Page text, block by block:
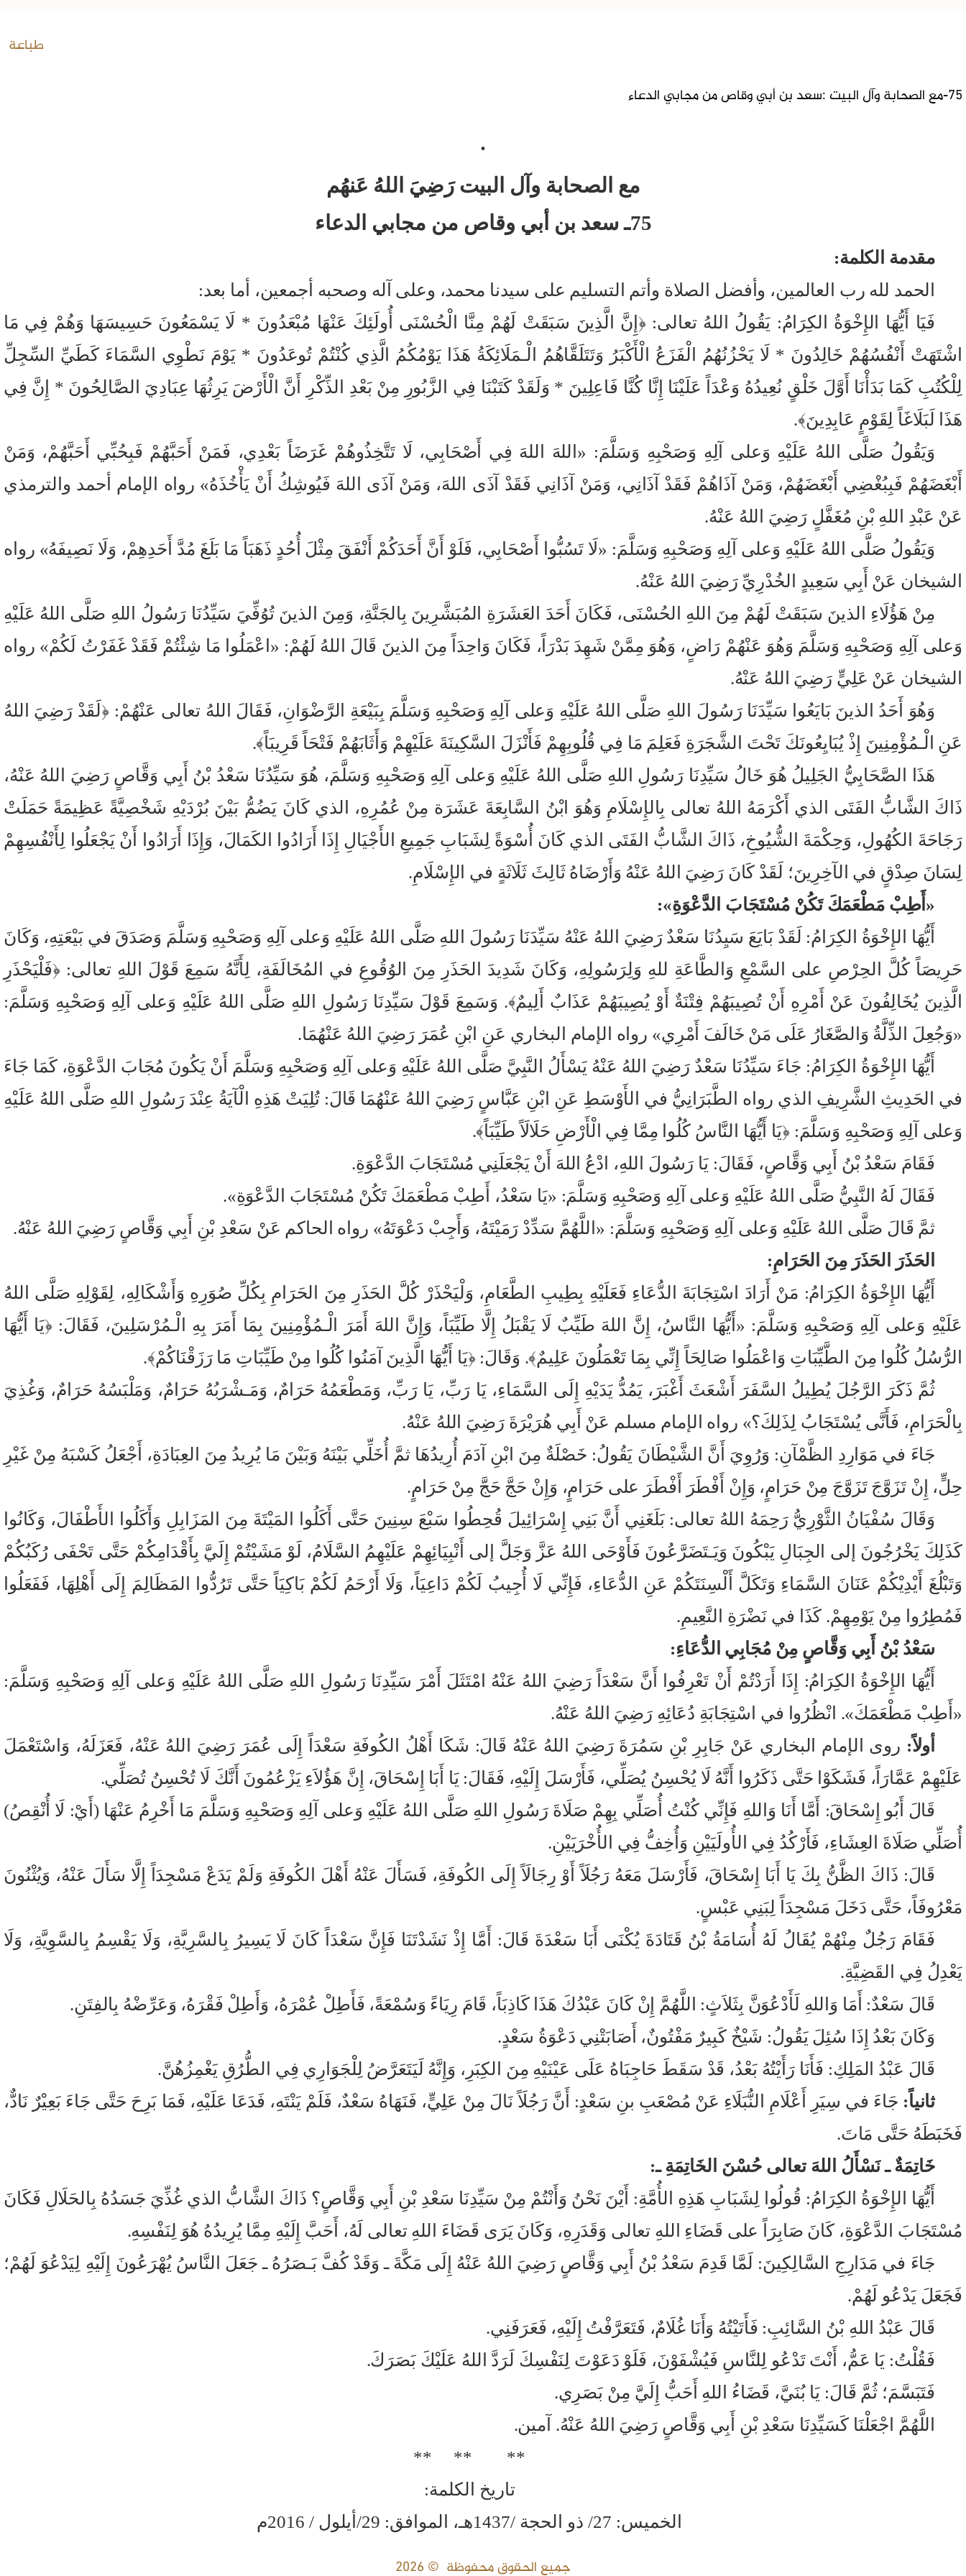
طباعة
75-مع الصحابة وآل البيت :سعد بن أبي وقاص من مجابي الدعاء
.
مع الصحابة وآل البيت رَضِيَ اللهُ عَنهُم
75ـ سعد بن أبي وقاص من مجابي الدعاء
مقدمة الكلمة:
الحمد لله رب العالمين، وأفضل الصلاة وأتم التسليم على سيدنا محمد، وعلى آله وصحبه أجمعين، أما بعد:
فَيَا أَيُّهَا الإِخْوَةُ الكِرَامُ: يَقُولُ اللهُ تعالى: ﴿إِنَّ الَّذِينَ سَبَقَتْ لَهُمْ مِنَّا الْحُسْنَى أُولَئِكَ عَنْهَا مُبْعَدُونَ * لَا يَسْمَعُونَ حَسِيسَهَا وَهُمْ فِي مَا
اشْتَهَتْ أَنْفُسُهُمْ خَالِدُونَ * لَا يَحْزُنُهُمُ الْفَزَعُ الْأَكْبَرُ وَتَتَلَقَّاهُمُ الْـمَلَائِكَةُ هَذَا يَوْمُكُمُ الَّذِي كُنْتُمْ تُوعَدُونَ * يَوْمَ نَطْوِي السَّمَاءَ كَطَيِّ السِّجِلِّ
لِلْكُتُبِ كَمَا بَدَأْنَا أَوَّلَ خَلْقٍ نُعِيدُهُ وَعْدَاً عَلَيْنَا إِنَّا كُنَّا فَاعِلِينَ * وَلَقَدْ كَتَبْنَا فِي الزَّبُورِ مِنْ بَعْدِ الذِّكْرِ أَنَّ الْأَرْضَ يَرِثُهَا عِبَادِيَ الصَّالِحُونَ * إِنَّ فِي
هَذَا لَبَلَاغَاً لِقَوْمٍ عَابِدِينَ﴾.
وَيَقُولُ صَلَّى اللهُ عَلَيْهِ وَعلى آلِهِ وَصَحْبِهِ وَسَلَّمَ: «اللهَ اللهَ فِي أَصْحَابِي، لَا تَتَّخِذُوهُمْ غَرَضَاً بَعْدِي، فَمَنْ أَحَبَّهُمْ فَبِحُبِّي أَحَبَّهُمْ، وَمَنْ
أَبْغَضَهُمْ فَبِبُغْضِي أَبْغَضَهُمْ، وَمَنْ آذَاهُمْ فَقَدْ آذَانِي، وَمَنْ آذَانِي فَقَدْ آذَى اللهَ، وَمَنْ آذَى اللهَ فَيُوشِكُ أَنْ يَأْخُذَهُ» رواه الإمام أحمد والترمذي
عَنْ عَبْدِ اللهِ بْنِ مُغَفَّلٍ رَضِيَ اللهُ عَنْهُ.
وَيَقُولُ صَلَّى اللهُ عَلَيْهِ وَعلى آلِهِ وَصَحْبِهِ وَسَلَّمَ: «لَا تَسُبُّوا أَصْحَابِي، فَلَوْ أَنَّ أَحَدَكُمْ أَنْفَقَ مِثْلَ أُحُدٍ ذَهَبَاً مَا بَلَغَ مُدَّ أَحَدِهِمْ، وَلَا نَصِيفَهُ» رواه
الشيخان عَنْ أَبِي سَعِيدٍ الخُدْرِيِّ رَضِيَ اللهُ عَنْهُ.
مِنْ هَؤُلَاءِ الذينَ سَبَقَتْ لَهُمْ مِنَ اللهِ الحُسْنَى، فَكَانَ أَحَدَ العَشَرَةِ المُبَشَّرِينَ بِالجَنَّةِ، وَمِنَ الذينَ تُوُفِّيَ سَيِّدُنَا رَسُولُ اللهِ صَلَّى اللهُ عَلَيْهِ
وَعلى آلِهِ وَصَحْبِهِ وَسَلَّمَ وَهُوَ عَنْهُمْ رَاضٍ، وَهُوَ مِمَّنْ شَهِدَ بَدْرَاً، فَكَانَ وَاحِدَاً مِنَ الذينَ قَالَ اللهُ لَهُمْ: «اعْمَلُوا مَا شِئْتُمْ فَقَدْ غَفَرْتُ لَكُمْ» رواه
الشيخان عَنْ عَلِيٍّ رَضِيَ اللهُ عَنْهُ.
وَهُوَ أَحَدُ الذينَ بَايَعُوا سَيِّدَنَا رَسُولَ اللهِ صَلَّى اللهُ عَلَيْهِ وَعلى آلِهِ وَصَحْبِهِ وَسَلَّمَ بِبَيْعَةِ الرَّضْوَانِ، فَقَالَ اللهُ تعالى عَنْهُمْ: ﴿لَقَدْ رَضِيَ اللهُ
عَنِ الْـمُؤْمِنِينَ إِذْ يُبَايِعُونَكَ تَحْتَ الشَّجَرَةِ فَعَلِمَ مَا فِي قُلُوبِهِمْ فَأَنْزَلَ السَّكِينَةَ عَلَيْهِمْ وَأَثَابَهُمْ فَتْحَاً قَرِيبَاً﴾.
هَذَا الصَّحَابِيُّ الجَلِيلُ هُوَ خَالُ سَيِّدِنَا رَسُولِ اللهِ صَلَّى اللهُ عَلَيْهِ وَعلى آلِهِ وَصَحْبِهِ وَسَلَّمَ، هُوَ سَيِّدُنَا سَعْدُ بْنُ أَبِي وَقَّاصٍ رَضِيَ اللهُ عَنْهُ،
ذَاكَ الشَّابُّ الفَتَى الذي أَكْرَمَهُ اللهُ تعالى بِالإِسْلَامِ وَهُوَ ابْنُ السَّابِعَةَ عَشَرَة مِنْ عُمُرِهِ، الذي كَانَ يَضُمُّ بَيْنَ بُرْدَيْهِ شَخْصِيَّةً عَظِيمَةً حَمَلَتْ
رَجَاحَةَ الكُهُولِ، وَحِكْمَةَ الشُّيُوخِ، ذَاكَ الشَّابُّ الفَتَى الذي كَانَ أُسْوَةً لِشَبَابِ جَمِيعِ الأَجْيَالِ إِذَا أَرَادُوا الكَمَالَ، وَإِذَا أَرَادُوا أَنْ يَجْعَلُوا لِأَنْفُسِهِمْ
لِسَانَ صِدْقٍ في الآخِرِينَ؛ لَقَدْ كَانَ رَضِيَ اللهُ عَنْهُ وَأَرْضَاهُ ثَالِثَ ثَلَاثَةٍ في الإِسْلَامِ.
«أَطِبْ مَطْعَمَكَ تَكُنْ مُسْتَجَابَ الدَّعْوَةِ»:
أَيُّهَا الإِخْوَةُ الكِرَامُ: لَقَدْ بَايَعَ سَيِدُنَا سَعْدٌ رَضِيَ اللهُ عَنْهُ سَيِّدَنَا رَسُولَ اللهِ صَلَّى اللهُ عَلَيْهِ وَعلى آلِهِ وَصَحْبِهِ وَسَلَّمَ وَصَدَقَ في بَيْعَتِهِ، وَكَانَ
حَرِيصَاً كُلَّ الحِرْصِ على السَّمْعِ وَالطَّاعَةِ للهِ وَلِرَسُولِهِ، وَكَانَ شَدِيدَ الحَذَرِ مِنَ الوُقُوعِ في المُخَالَفَةِ، لِأَنَّهُ سَمِعَ قَوْلَ اللهِ تعالى: ﴿فَلْيَحْذَرِ
الَّذِينَ يُخَالِفُونَ عَنْ أَمْرِهِ أَنْ تُصِيبَهُمْ فِتْنَةٌ أَوْ يُصِيبَهُمْ عَذَابٌ أَلِيمٌ﴾. وَسَمِعَ قَوْلَ سَيِّدِنَا رَسُولِ اللهِ صَلَّى اللهُ عَلَيْهِ وَعلى آلِهِ وَصَحْبِهِ وَسَلَّمَ:
«وَجُعِلَ الذِّلَّةُ وَالصَّغَارُ عَلَى مَنْ خَالَفَ أَمْرِي» رواه الإمام البخاري عَنِ ابْنِ عُمَرَ رَضِيَ اللهُ عَنْهُمَا.
أَيُّهَا الإِخْوَةُ الكِرَامُ: جَاءَ سَيِّدُنَا سَعْدٌ رَضِيَ اللهُ عَنْهُ يَسْأَلُ النَّبِيَّ صَلَّى اللهُ عَلَيْهِ وَعلى آلِهِ وَصَحْبِهِ وَسَلَّمَ أَنْ يَكُونَ مُجَابَ الدَّعْوَةِ، كَمَا جَاءَ
في الحَدِيثِ الشَّرِيفِ الذي رواه الطَّبَرَانِيُّ في الأَوْسَطِ عَنِ ابْنِ عَبَّاسٍ رَضِيَ اللهُ عَنْهُمَا قَالَ: تُلِيَتْ هَذِهِ الْآيَةُ عِنْدَ رَسُولِ اللهِ صَلَّى اللهُ عَلَيْهِ
وَعلى آلِهِ وَصَحْبِهِ وَسَلَّمَ: ﴿يَا أَيُّهَا النَّاسُ كُلُوا مِمَّا فِي الْأَرْضِ حَلَالَاً طَيِّبَاً﴾.
فَقَامَ سَعْدُ بْنُ أَبِي وَقَّاصٍ، فَقَالَ: يَا رَسُولَ اللهِ، ادْعُ اللهَ أَنْ يَجْعَلَنِي مُسْتَجَابَ الدَّعْوَةِ.
فَقَالَ لَهُ النَّبِيُّ صَلَّى اللهُ عَلَيْهِ وَعلى آلِهِ وَصَحْبِهِ وَسَلَّمَ: «يَا سَعْدُ، أَطِبْ مَطْعَمَكَ تَكُنْ مُسْتَجَابَ الدَّعْوَةِ».
ثمَّ قَالَ صَلَّى اللهُ عَلَيْهِ وَعلى آلِهِ وَصَحْبِهِ وَسَلَّمَ: «اللَّهُمَّ سَدِّدْ رَمَيْتَهُ، وَأَجِبْ دَعْوَتَهُ» رواه الحاكم عَنْ سَعْدِ بْنِ أَبِي وَقَّاصٍ رَضِيَ اللهُ عَنْهُ.
الحَذَرَ الحَذَرَ مِنَ الحَرَامِ:
أَيُّهَا الإِخْوَةُ الكِرَامُ: مَنْ أَرَادَ اسْتِجَابَةَ الدُّعَاءِ فَعَلَيْهِ بِطِيبِ الطَّعَامِ، وَلْيَحْذَرْ كُلَّ الحَذَرِ مِنَ الحَرَامِ بِكُلِّ صُوَرِهِ وَأَشْكَالِهِ، لِقَوْلِهِ صَلَّى اللهُ
عَلَيْهِ وَعلى آلِهِ وَصَحْبِهِ وَسَلَّمَ: «أَيُّهَا النَّاسُ، إِنَّ اللهَ طَيِّبٌ لَا يَقْبَلُ إِلَّا طَيِّبَاً، وَإِنَّ اللهَ أَمَرَ الْـمُؤْمِنِينَ بِمَا أَمَرَ بِهِ الْـمُرْسَلِينَ، فَقَالَ: ﴿يَا أَيُّهَا
الرُّسُلُ كُلُوا مِنَ الطَّيِّبَاتِ وَاعْمَلُوا صَالِحَاً إِنِّي بِمَا تَعْمَلُونَ عَلِيمٌ﴾. وَقَالَ: ﴿يَا أَيُّهَا الَّذِينَ آمَنُوا كُلُوا مِنْ طَيِّبَاتِ مَا رَزَقْنَاكُمْ﴾.
ثُمَّ ذَكَرَ الرَّجُلَ يُطِيلُ السَّفَرَ أَشْعَثَ أَغْبَرَ، يَمُدُّ يَدَيْهِ إِلَى السَّمَاءِ، يَا رَبِّ، يَا رَبِّ، وَمَطْعَمُهُ حَرَامٌ، وَمَـشْرَبُهُ حَرَامٌ، وَمَلْبَسُهُ حَرَامٌ، وَغُذِيَ
بِالْحَرَامِ، فَأَنَّى يُسْتَجَابُ لِذَلِكَ؟» رواه الإمام مسلم عَنْ أَبِي هُرَيْرَةَ رَضِيَ اللهُ عَنْهُ.
جَاءَ في مَوَارِدِ الظَّمْآنِ: وَرُوِيَ أَنَّ الشَّيْطَانَ يَقُولُ: خَصْلَةٌ مِنَ ابْنِ آدَمَ أُرِيدُهَا ثمَّ أُخَلِّي بَيْنَهُ وَبَيْنَ مَا يُرِيدُ مِنَ العِبَادَةِ، أَجْعَلُ كَسْبَهُ مِنْ غَيْرِ
حِلٍّ، إِنْ تَزَوَّجَ تَزَوَّجَ مِنْ حَرَامٍ، وَإِنْ أَفْطَرَ أَفْطَرَ على حَرَامٍ، وَإِنْ حَجَّ حَجَّ مِنْ حَرَامٍ.
وَقَالَ سُفْيَانُ الثَّوْرِيُّ رَحِمَهُ اللهُ تعالى: بَلَغَنِي أَنَّ بَنِي إِسْرَائِيلَ قُحِطُوا سَبْعَ سِنِينَ حَتَّى أَكَلُوا المَيْتَةَ مِنَ المَزَابِلِ وَأَكَلُوا الأَطْفَالَ، وَكَانُوا
كَذَلِكَ يَخْرُجُونَ إلى الجِبَالِ يَبْكُونَ وَيَـتَضَرَّعُونَ فَأَوْحَى اللهُ عَزَّ وَجَلَّ إلى أَنْبِيَائِهِمْ عَلَيْهِمُ السَّلَامُ، لَوْ مَشَيْتُمْ إِلَيَّ بِأَقْدَامِكُمْ حَتَّى تَحْفَى رُكَبُكُمْ
وَتَبْلُغَ أَيْدِيْكُمْ عَنَانَ السَّمَاءِ وَتَكَلَّ أَلْسِنَتَكُمْ عَنِ الدُّعَاءِ، فَإِنِّي لَا أُجِيبُ لَكُمْ دَاعِيَاً، وَلَا أَرْحَمُ لَكُمْ بَاكِيَاً حَتَّى تَرُدُّوا المَظَالِمَ إِلَى أَهْلِهَا، فَفَعَلُوا
فَمُطِرُوا مِنْ يَوْمِهِمْ. كَذَا في نَضْرَةِ النَّعِيمِ.
سَعْدُ بْنُ أَبِي وَقَّاصٍ مِنْ مُجَابِي الدُّعَاءِ:
أَيُّهَا الإِخْوَةُ الكِرَامُ: إِذَا أَرَدْتُمْ أَنْ تَعْرِفُوا أَنَّ سَعْدَاً رَضِيَ اللهُ عَنْهُ امْتَثَلَ أَمْرَ سَيِّدِنَا رَسُولِ اللهِ صَلَّى اللهُ عَلَيْهِ وَعلى آلِهِ وَصَحْبِهِ وَسَلَّمَ:
«أَطِبْ مَطْعَمَكَ». انْظُرُوا في اسْتِجَابَةِ دُعَائِهِ رَضِيَ اللهُ عَنْهُ.
أولاً: روى الإمام البخاري عَنْ جَابِرِ بْنِ سَمُرَةَ رَضِيَ اللهُ عَنْهُ قَالَ: شَكَا أَهْلُ الكُوفَةِ سَعْدَاً إِلَى عُمَرَ رَضِيَ اللهُ عَنْهُ، فَعَزَلَهُ، وَاسْتَعْمَلَ
عَلَيْهِمْ عَمَّارَاً، فَشَكَوْا حَتَّى ذَكَرُوا أَنَّهُ لَا يُحْسِنُ يُصَلِّي، فَأَرْسَلَ إِلَيْهِ، فَقَالَ: يَا أَبَا إِسْحَاقَ، إِنَّ هَؤُلاَءِ يَزْعُمُونَ أَنَّكَ لَا تُحْسِنُ تُصَلِّي.
قَالَ أَبُو إِسْحَاقَ: أَمَّا أَنَا وَاللهِ فَإِنِّي كُنْتُ أُصَلِّي بِهِمْ صَلَاةَ رَسُولِ اللهِ صَلَّى اللهُ عَلَيْهِ وَعلى آلِهِ وَصَحْبِهِ وَسَلَّمَ مَا أَخْرِمُ عَنْهَا (أَيْ: لَا أُنْقِصُ)
أُصَلِّي صَلَاةَ العِشَاءِ، فَأَرْكُدُ فِي الأُولَيَيْنِ وَأُخِفُّ فِي الأُخْرَيَيْنِ.
قَالَ: ذَاكَ الظَّنُّ بِكَ يَا أَبَا إِسْحَاقَ، فَأَرْسَلَ مَعَهُ رَجُلَاً أَوْ رِجَالَاً إِلَى الكُوفَةِ، فَسَأَلَ عَنْهُ أَهْلَ الكُوفَةِ وَلَمْ يَدَعْ مَسْجِدَاً إِلَّا سَأَلَ عَنْهُ، وَيُثْنُونَ
مَعْرُوفَاً، حَتَّى دَخَلَ مَسْجِدَاً لِبَنِي عَبْسٍ.
فَقَامَ رَجُلٌ مِنْهُمْ يُقَالُ لَهُ أُسَامَةُ بْنُ قَتَادَةَ يُكْنَى أَبَا سَعْدَةَ قَالَ: أَمَّا إِذْ نَشَدْتَنَا فَإِنَّ سَعْدَاً كَانَ لَا يَسِيرُ بِالسَّرِيَّةِ، وَلَا يَقْسِمُ بِالسَّوِيَّةِ، وَلَا
يَعْدِلُ فِي القَضِيَّةِ.
قَالَ سَعْدٌ: أَمَا وَاللهِ لَأَدْعُوَنَّ بِثَلاَثٍ: اللَّهُمَّ إِنْ كَانَ عَبْدُكَ هَذَا كَاذِبَاً، قَامَ رِيَاءً وَسُمْعَةً، فَأَطِلْ عُمْرَهُ، وَأَطِلْ فَقْرَهُ، وَعَرِّضْهُ بِالفِتَنِ.
وَكَانَ بَعْدُ إِذَا سُئِلَ يَقُولُ: شَيْخٌ كَبِيرٌ مَفْتُونٌ، أَصَابَتْنِي دَعْوَةُ سَعْدٍ.
قَالَ عَبْدُ المَلِكِ: فَأَنَا رَأَيْتُهُ بَعْدُ، قَدْ سَقَطَ حَاجِبَاهُ عَلَى عَيْنَيْهِ مِنَ الكِبَرِ، وَإِنَّهُ لَيَتَعَرَّضُ لِلْجَوَارِي فِي الطُّرُقِ يَغْمِزُهُنَّ.
ثانياً: جَاءَ في سِيَرِ أَعْلَامِ النُّبَلَاءِ عَنْ مُصْعَبِ بنِ سَعْدٍ: أَنَّ رَجُلَاً نَالَ مِنْ عَلِيٍّ، فَنَهَاهُ سَعْدٌ، فَلَمْ يَنْتَهِ، فَدَعَا عَلَيْهِ، فَمَا بَرِحَ حَتَّى جَاءَ بَعِيْرٌ نَادٌّ،
فَخَبَطَهُ حَتَّى مَاتَ.
خَاتِمَةٌ ـ نَسْأَلُ اللهَ تعالى حُسْنَ الخَاتِمَةِ ـ:
أَيُّهَا الإِخْوَةُ الكِرَامُ: قُولُوا لِشَبَابِ هَذِهِ الأُمَّةِ: أَيْنَ نَحْنُ وَأَنْتُمْ مِنْ سَيِّدِنَا سَعْدِ بْنِ أَبِي وَقَّاصٍ؟ ذَاكَ الشَّابُّ الذي غُذِّيَ جَسَدُهُ بِالحَلَالِ فَكَانَ
مُسْتَجَابَ الدَّعْوَةِ، كَانَ صَابِرَاً على قَضَاءِ اللهِ تعالى وَقَدَرِهِ، وَكَانَ يَرَى قَضَاءَ اللهِ تعالى لَهُ، أَحَبَّ إِلَيْهِ مِمَّا يُرِيدُهُ هُوَ لِنَفْسِهِ.
جَاءَ في مَدَارِجِ السَّالِكِينَ: لَمَّا قَدِمَ سَعْدُ بْنُ أَبِي وَقَّاصٍ رَضِيَ اللهُ عَنْهُ إِلَى مَكَّةَ ـ وَقَدْ كُفَّ بَـصَرُهُ ـ جَعَلَ النَّاسُ يُهْرَعُونَ إِلَيْهِ لِيَدْعُوَ لَهُمْ؛
فَجَعَلَ يَدْعُو لَهُمْ.
قَالَ عَبْدُ اللهِ بْنُ السَّائِبِ: فَأَتَيْتُهُ وَأَنَا غُلَامٌ، فَتَعَرَّفْتُ إِلَيْهِ، فَعَرَفَنِي.
فَقُلْتُ: يَا عَمُّ، أَنْتَ تَدْعُو لِلنَّاسِ فَيُشْفَوْنَ، فَلَوْ دَعَوْتَ لِنَفْسِكَ لَرَدَّ اللهُ عَلَيْكَ بَصَرَكَ.
فَتَبَسَّمَ؛ ثُمَّ قَالَ: يَا بُنَيَّ، قَضَاءُ اللهِ أَحَبُّ إِلَيَّ مِنْ بَصَرِي.
اللَّهُمَّ اجْعَلْنَا كَسَيِّدِنَا سَعْدِ بْنِ أَبِي وَقَّاصٍ رَضِيَ اللهُ عَنْهُ. آمين.
**
**
**
تاريخ الكلمة:
الخميس: 27/ ذو الحجة /1437هـ، الموافق: 29/أيلول / 2016م
جميع الحقوق محفوظة © 2026